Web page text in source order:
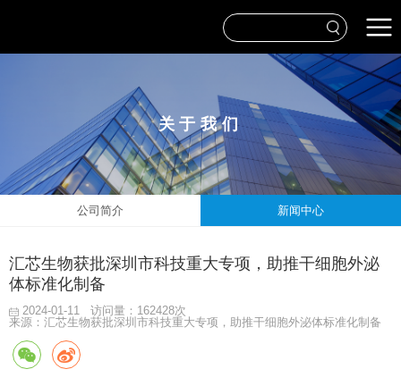
关于我们
公司简介 新闻中心
汇芯生物获批深圳市科技重大专项，助推干细胞外泌
体标准化制备
2024-01-11
访问量：162428次
来源：汇芯生物获批深圳市科技重大专项，助推干细胞外泌体标准化制备